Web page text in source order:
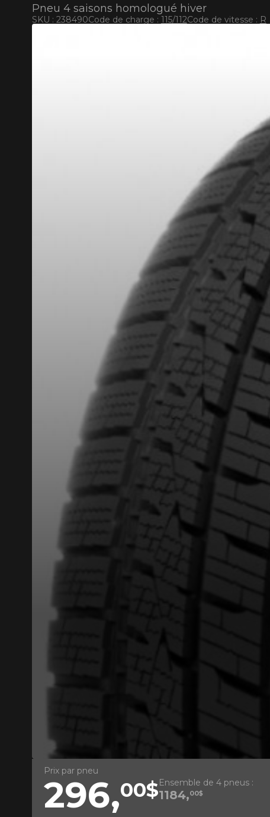
Pneu 4 saisons homologué hiver
SKU : 238490Code de charge : 115/112Code de vitesse : R
Prix par pneu
296,00$Ensemble de 4 pneus :
1184,00$
Votre avis
HIVER)
Votre véhicule
Année